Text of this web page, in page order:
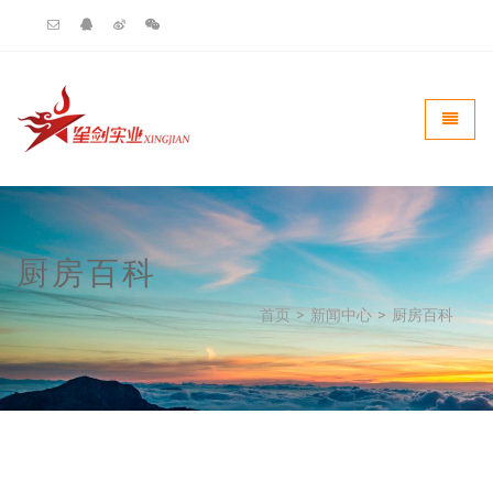
厨房百科
首页 > 新闻中心 > 厨房百科